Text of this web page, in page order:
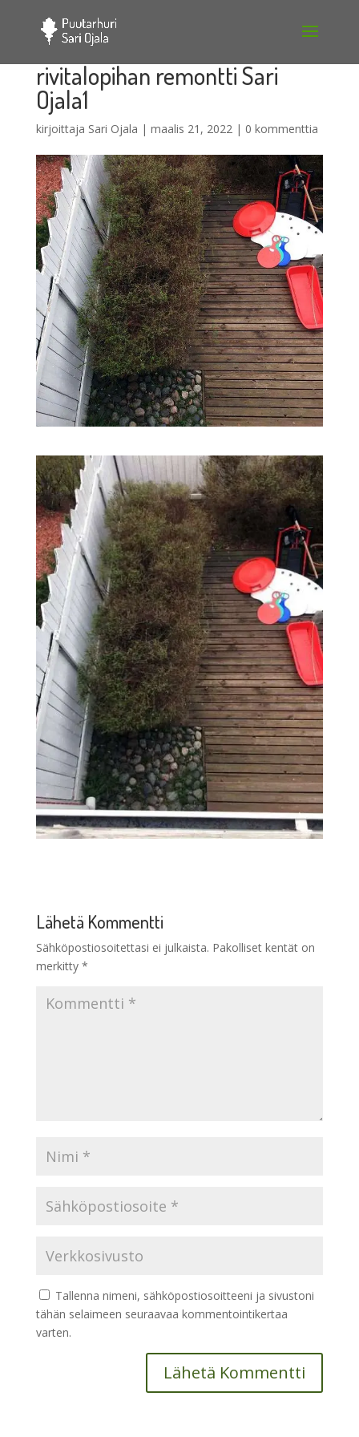
rivitalopihan remontti Sari
Ojala1
kirjoittaja Sari Ojala | maalis 21, 2022| 0 kommenttia
Lähetä Kommentti
Sähköpostiosoitettasi ei julkaista. Pakolliset kentät on
merkitty *
Tallenna nimeni, sähköpostiosoitteeni ja sivustoni
tähän selaimeen seuraavaa kommentointikertaa
varten.